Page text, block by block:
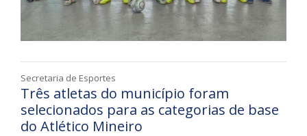
Secretaria de Esportes
Três atletas do município foram
selecionados para as categorias de base
do Atlético Mineiro